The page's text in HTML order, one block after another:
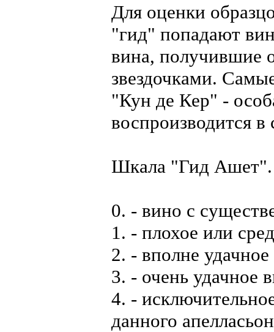
Для оценки
"гид" попадают
вина, получившие
звездочками.
"Кун де Кер" -
воспроизводится в
Шкала "Гид Ашет".
0. - вино с
1. - плохое или
2. - вполне
3. - очень удачное
4. -
данного